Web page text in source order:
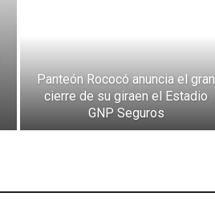
Panteón Rococó anuncia el gran
cierre de su giraen el Estadio
GNP Seguros